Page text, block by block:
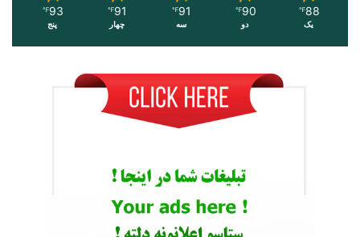
88
℉
یک
90
℉
دو
91
℉
سه
91
℉
چهار
93
℉
پنج